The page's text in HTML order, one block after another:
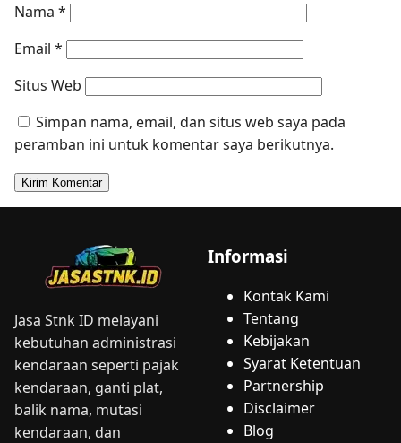
Nama *
Email *
Situs Web
Simpan nama, email, dan situs web saya pada
peramban ini untuk komentar saya berikutnya.
Jasa Stnk ID melayani
kebutuhan administrasi
kendaraan seperti pajak
kendaraan, ganti plat,
balik nama, mutasi
kendaraan, dan
Informasi
Kontak Kami
Tentang
Kebijakan
Syarat Ketentuan
Partnership
Disclaimer
Blog